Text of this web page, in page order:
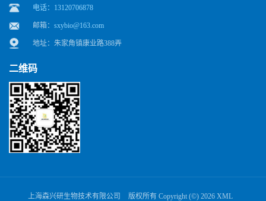
电话：13120706878
邮箱： sxybio@163.com
地址：朱家角镇康业路388弄
二维码
上海森兴研生物技术有限公司 版权所有 Copyright (©) 2026 XML